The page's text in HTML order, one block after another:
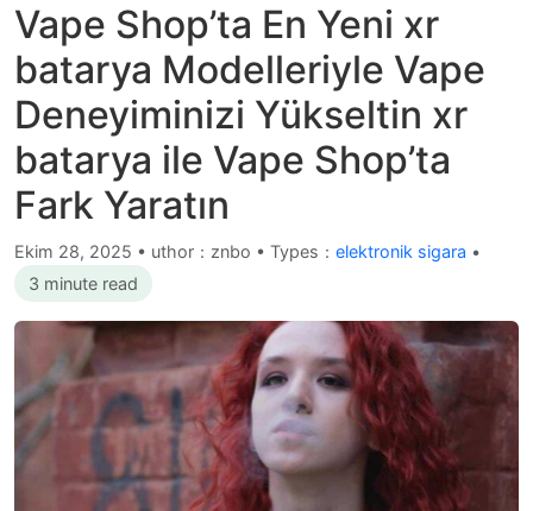
Vape Shop’ta En Yeni xr
batarya Modelleriyle Vape
Deneyiminizi Yükseltin xr
batarya ile Vape Shop’ta
Fark Yaratın
Ekim 28, 2025 • uthor：znbo • Types： elektronik sigara •
3 minute read